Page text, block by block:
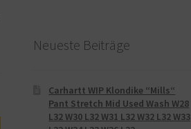
Neueste Beiträge
Carhartt WIP Klondike “Mills“
Pant Stretch Mid Used Wash W28
L32 W30 L32 W31 L32 W32 L32 W33